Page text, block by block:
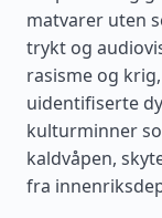
matvarer uten
trykt og
rasisme og
uidentifiserte
kulturminner
kaldvåpen,
fra